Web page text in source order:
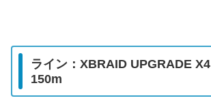
ライン：XBRAID UPGRADE
150m